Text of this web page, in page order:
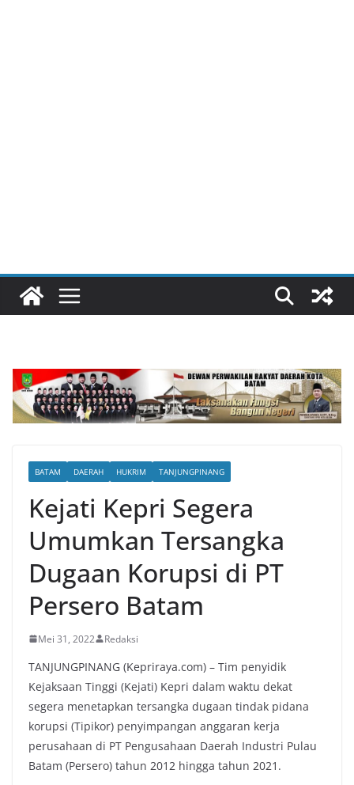
BATAM DAERAH HUKRIM TANJUNGPINANG
Kejati Kepri Segera
Umumkan Tersangka
Dugaan Korupsi di PT
Persero Batam
Mei 31, 2022 Redaksi
TANJUNGPINANG (Kepriraya.com) – Tim penyidik ​​
Kejaksaan Tinggi (Kejati) Kepri dalam waktu dekat
segera menetapkan tersangka dugaan tindak pidana
korupsi (Tipikor) penyimpangan anggaran kerja
perusahaan di PT Pengusahaan Daerah Industri Pulau
Batam (Persero) tahun 2012 hingga tahun 2021.